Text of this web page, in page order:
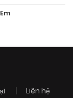
Liên hệ